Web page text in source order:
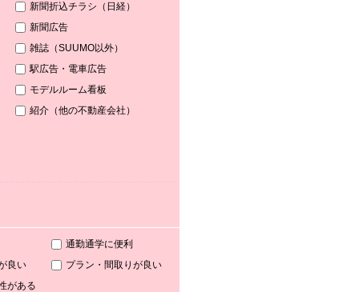
新聞折込チラシ（日経）
新聞広告
雑誌（SUUMO以外）
駅広告・電車広告
モデルルーム看板
紹介（他の不動産会社）
通勤通学に便利
良い
プラン・間取りが良い
がある